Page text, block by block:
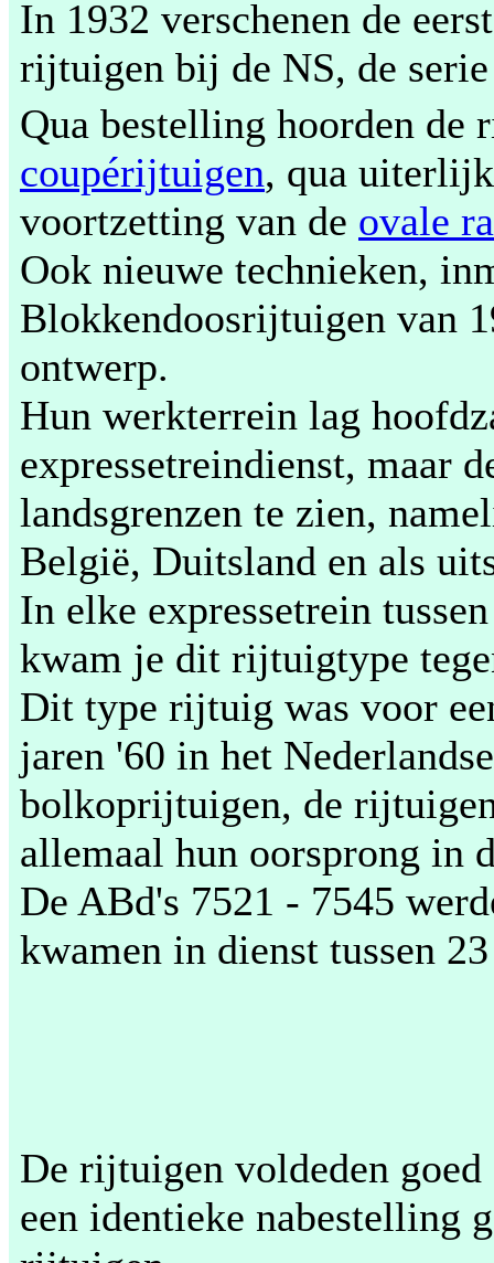
In 1932 verschenen de
rijtuigen bij de NS, de
Qua bestelling hoorden de
coupérijtuigen, qua uiterlijk
voortzetting van de ovale
Ook nieuwe technieken,
Blokkendoosrijtuigen van
ontwerp.
Hun werkterrein lag
expressetreindienst, maar
landsgrenzen te zien,
België, Duitsland en als
In elke expressetrein
kwam je dit rijtuigtype
Dit type rijtuig was voor
jaren '60 in het
bolkoprijtuigen, de
allemaal hun oorsprong in
De ABd's 7521 - 7545
kwamen in dienst tussen
De rijtuigen voldeden
een identieke nabestelling